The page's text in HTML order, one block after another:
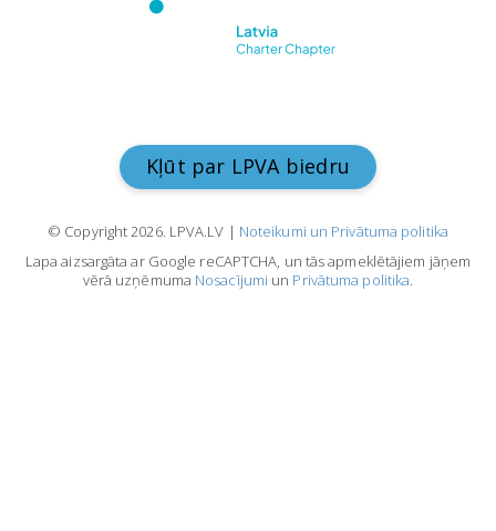
Kļūt par LPVA biedru
© Copyright 2026. LPVA.LV | Noteikumi un Privātuma politika
Lapa aizsargāta ar Google reCAPTCHA, un tās apmeklētājiem jāņem
vērā uzņēmuma Nosacījumi un Privātuma politika.